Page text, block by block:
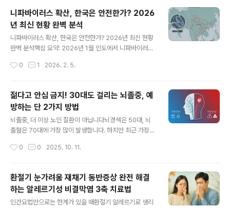
니파바이러스 확산, 한국은 안전한가? 2026
년 최신 현황 완벽 분석
니파바이러스 확산, 한국은 안전한가? 2026년 최신 현황
완벽 분석핵심 요약: 2026년 1월 인도에서 니파바이러스
매우 낮아 팬데믹 가능성 없음. 한국 거주자는 발생 지역 방
리청 즉각 대응2026년 1월 27일 인도 보건당국은 서벵골
주에서 니파바이러스 확진자 2명을 공식 발표했다. 질병관
리청은 즉각 대응에 나서 인도와 방글라데시를 검역관리지
역으로 지정하고, 1월 29일부터 해당 국가 출국자에게 감
과 접촉한 196명 전원이 검사 결과 음성으로 확인되었으
0 1 2026. 2. 5.
젊다고 안심 금지! 30대도 걸리는 뇌졸중, 예
방하는 단 2가지 방법
뇌졸중, 더 이상 노인 질환이 아닙니다뇌경색은 50대, 뇌
출혈은 70대에 가장 많이 발생합니다. 하지만 최근 가장
젊은 층의 뇌졸중이 모야모야병 같은 희귀질환이 원인이었
이 발생하고 있습니다. 이들의 공통점은 명확합니다.심한
비만, 방치된 고혈압과 당뇨, 고지혈증, 과도한 흡연과 음주
절제되지 않은 생활을 5~10년 지속하면 20대, 30대도 뇌
졸중에서 자유롭지 않습니다.매일 하는 이 행동이 혈관을
0 0 2025. 10. 11.
환절기 눈가려움 재채기 동반증상 완전 해결
하는 알레르기성 비결막염 3축 치료법
민간요법만으로는 한계가 있을 때환절기 알레르기로 생리